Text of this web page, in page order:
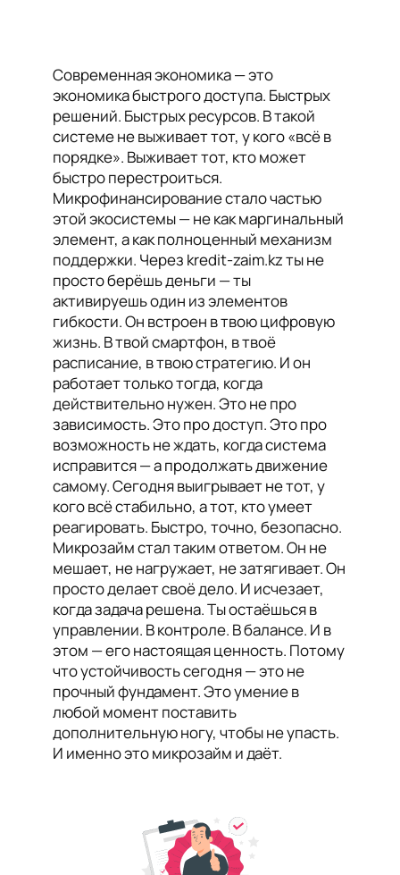
Современная экономика — это
экономика быстрого доступа. Быстрых
решений. Быстрых ресурсов. В такой
системе не выживает тот, у кого «всё в
порядке». Выживает тот, кто может
быстро перестроиться.
Микрофинансирование стало частью
этой экосистемы — не как маргинальный
элемент, а как полноценный механизм
поддержки. Через kredit-zaim.kz ты не
просто берёшь деньги — ты
активируешь один из элементов
гибкости. Он встроен в твою цифровую
жизнь. В твой смартфон, в твоё
расписание, в твою стратегию. И он
работает только тогда, когда
действительно нужен. Это не про
зависимость. Это про доступ. Это про
возможность не ждать, когда система
исправится — а продолжать движение
самому. Сегодня выигрывает не тот, у
кого всё стабильно, а тот, кто умеет
реагировать. Быстро, точно, безопасно.
Микрозайм стал таким ответом. Он не
мешает, не нагружает, не затягивает. Он
просто делает своё дело. И исчезает,
когда задача решена. Ты остаёшься в
управлении. В контроле. В балансе. И в
этом — его настоящая ценность. Потому
что устойчивость сегодня — это не
прочный фундамент. Это умение в
любой момент поставить
дополнительную ногу, чтобы не упасть.
И именно это микрозайм и даёт.